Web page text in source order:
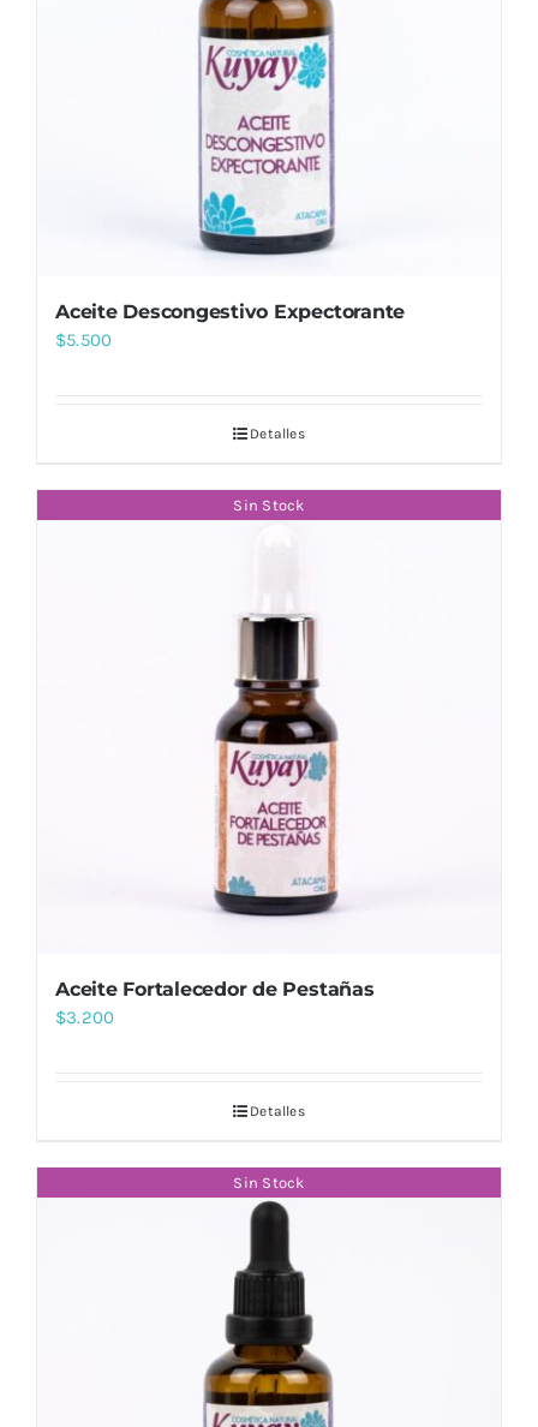
Aceite Descongestivo Expectorante
$5.500
Detalles
Sin Stock
Aceite Fortalecedor de Pestañas
$3.200
Detalles
Sin Stock